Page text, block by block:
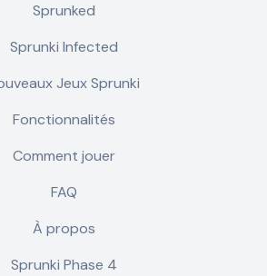
Sprunked
Sprunki Infected
Jeux Sprunki
Fonctionnalités
Comment jouer
FAQ
À propos
Sprunki Phase 4